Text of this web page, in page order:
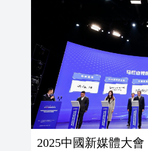
2025中國新媒體大